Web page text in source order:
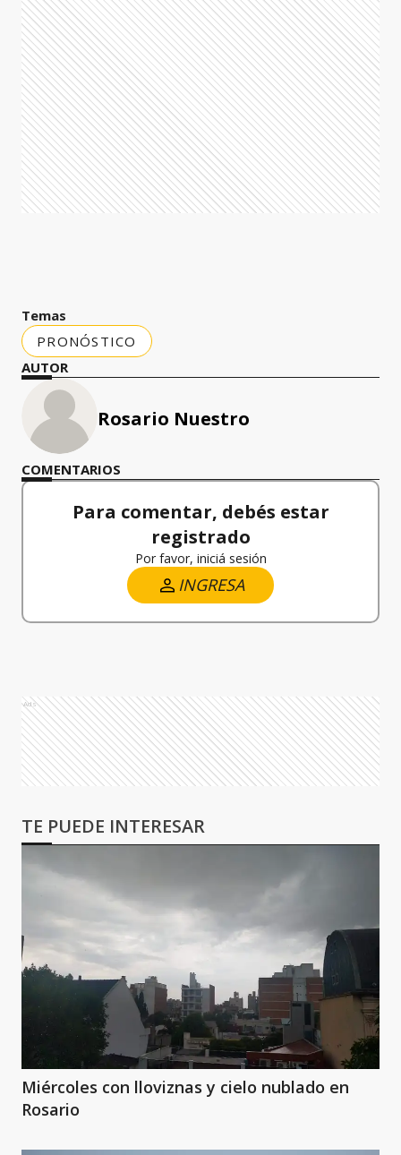
Temas
PRONÓSTICO
AUTOR
Rosario Nuestro
COMENTARIOS
Para comentar, debés estar
registrado
Por favor, iniciá sesión
INGRESA
Ads
TE PUEDE INTERESAR
Miércoles con lloviznas y cielo nublado en
Rosario